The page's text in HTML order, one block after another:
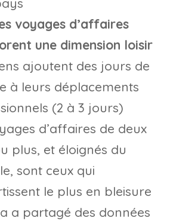
voyages d’affaires
une dimension loisir
ajoutent des jours de
à leurs déplacements
(2 à 3 jours)
d’affaires de deux
plus, et éloignés du
sont ceux qui
le plus en bleisure
a partagé des données